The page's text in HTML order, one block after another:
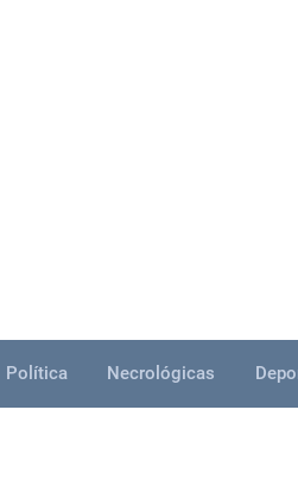
Política Necrológicas